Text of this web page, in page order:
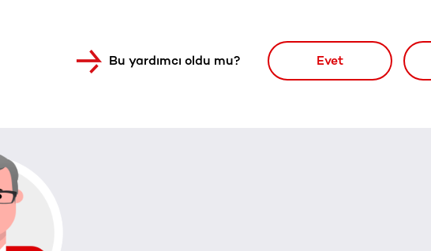
Bu yardımcı oldu mu? Evet